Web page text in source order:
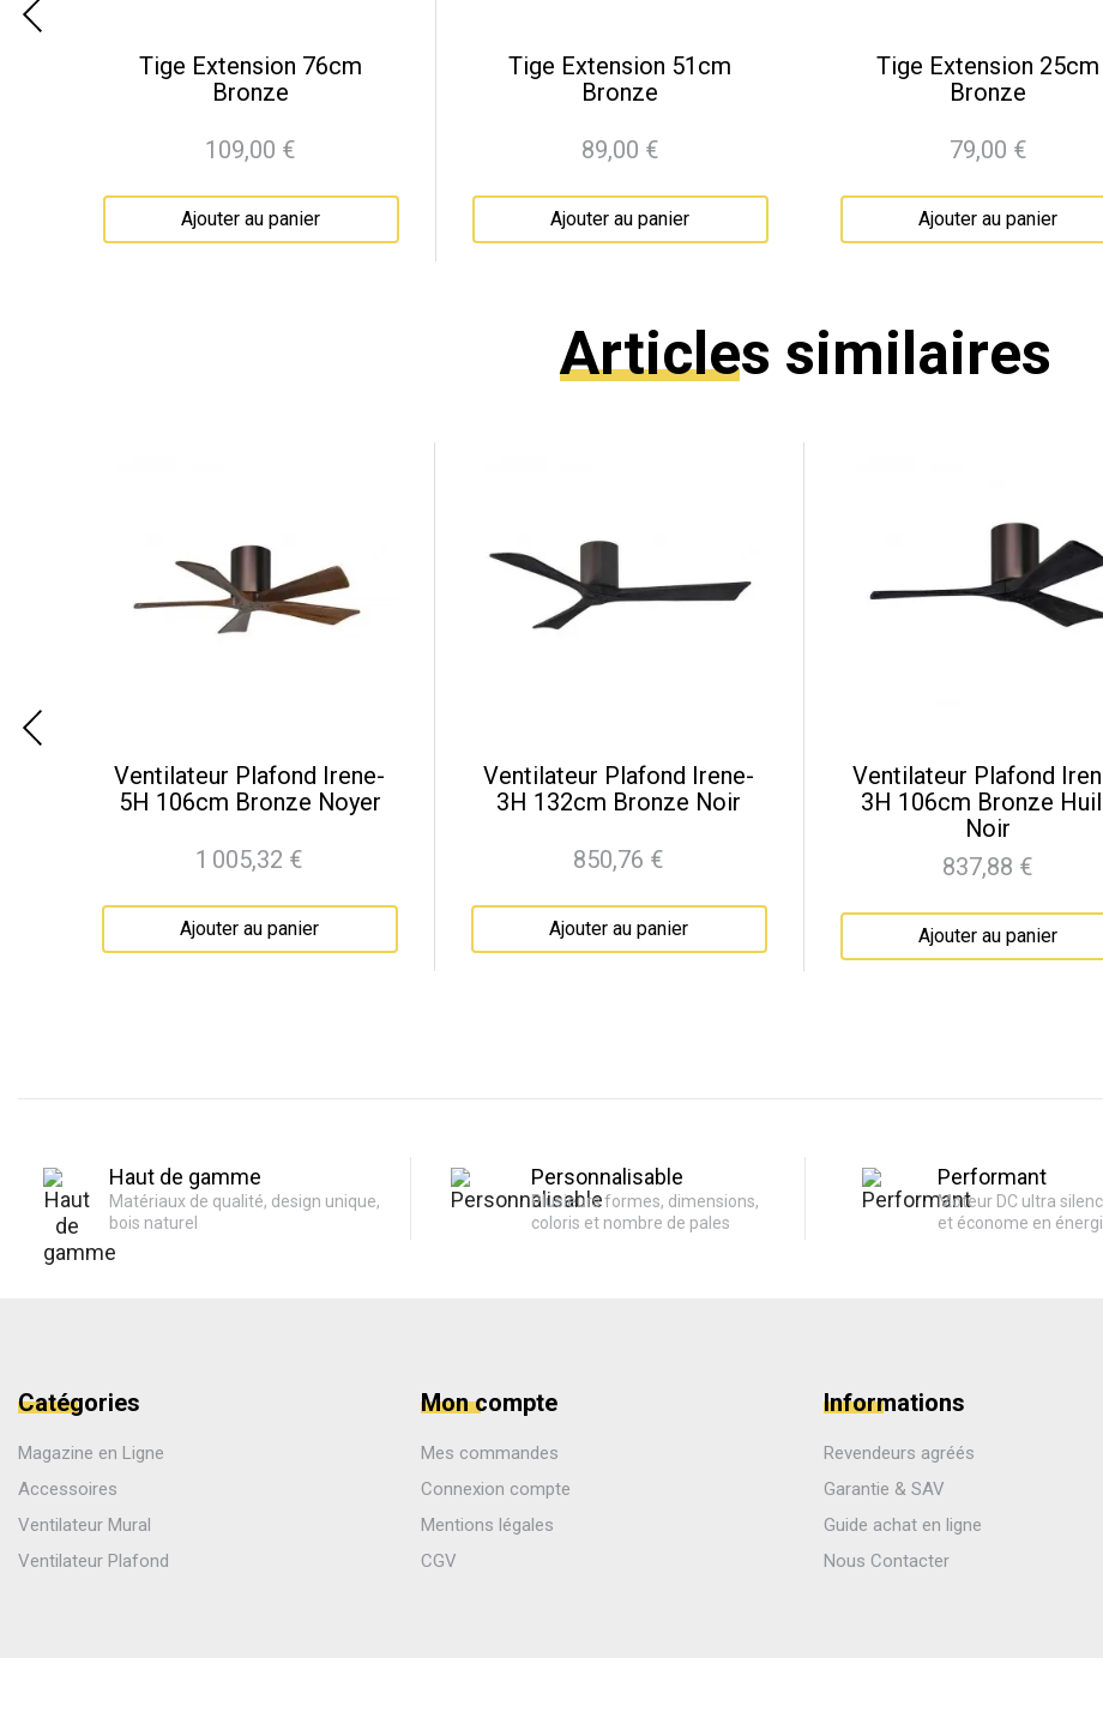
Tige Extension 76cm
Bronze
Prix
109,00 €
Ajouter au panier
Tige Extension 51cm
Bronze
Prix
89,00 €
Ajouter au panier
Tige Extension 25cm
Bronze
Prix
79,00 €
Ajouter au panier
Articles similaires
Ventilateur Plafond Irene-
5H 106cm Bronze Noyer
Prix
1 005,32 €
Ajouter au panier
Ventilateur Plafond Irene-
3H 132cm Bronze Noir
Prix
850,76 €
Ajouter au panier
Ventilateur Plafond
3H 106cm Bronze
Noir
Prix
837,88 €
Ajouter au panier
Haut de gamme
Matériaux de qualité, design unique,
bois naturel
Personnalisable
Plusieurs formes, dimensions,
coloris et nombre de pales
Performant
Moteur DC ultra
et économe en
Catégories
Magazine en Ligne
Accessoires
Ventilateur Mural
Ventilateur Plafond
Mon compte
Mes commandes
Connexion compte
Mentions légales
CGV
Informations
Revendeurs agréés
Garantie & SAV
Guide achat en ligne
Nous Contacter